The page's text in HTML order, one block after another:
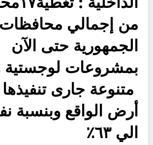
من إجمالي محافظات
الجمهورية حتى الآن
بمشروعات لوجستية
متنوعة جارى
أرض الواقع وبنسبة
الي ٦٣٪؜